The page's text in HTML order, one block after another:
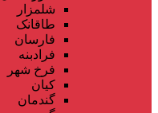
شلمزار
طاقانک
فارسان
فرادبنه
فرخ شهر
کیان
گندمان